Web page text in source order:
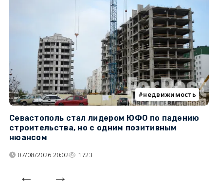
недвижимость
Севастополь стал лидером ЮФО по падению
строительства, но с одним позитивным
нюансом
07/08/2026 20:02 1723